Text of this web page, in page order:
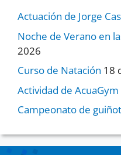
Actuación de Jorge
Noche de Verano en
2026
Curso de Natación 18
Actividad de AcuaGym
Campeonato de